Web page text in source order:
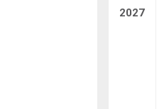
2027